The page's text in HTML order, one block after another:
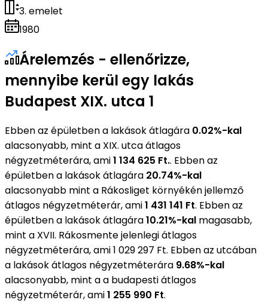
3. emelet
1980
Árelemzés - ellenőrizze,
mennyibe kerül egy lakás
Budapest XIX. utca 1
Ebben az épületben a lakások átlagára 0.02%-kal
alacsonyabb, mint a XIX. utca átlagos
négyzetméterára, ami1 134 625 Ft.. Ebben az
épületben a lakások átlagára 20.74%-kal
alacsonyabb mint a Rákosliget környékén jellemző
átlagos négyzetméterár, ami1 431 141 Ft. Ebben az
épületben a lakások átlagára10.21%-kal magasabb,
mint a XVII. Rákosmente jelenlegi átlagos
négyzetméterára, ami 1 029 297 Ft. Ebben az utcában
a lakások átlagos négyzetméterára 9.68%-kal
alacsonyabb, mint a a budapesti átlagos
négyzetméterár, ami1 255 990 Ft.